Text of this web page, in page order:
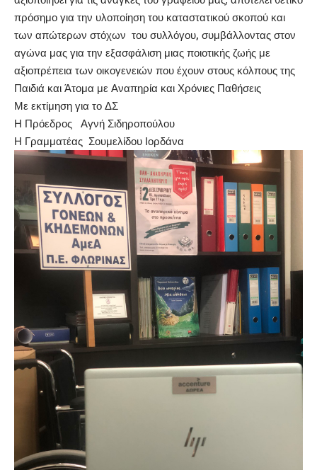
πρόσημο για την υλοποίηση του καταστατικού σκοπού και
των απώτερων στόχων του συλλόγου, συμβάλλοντας στον
αγώνα μας για την εξασφάλιση μιας ποιοτικής ζωής με
αξιοπρέπεια των οικογενειών που έχουν στους κόλπους της
Παιδιά και Άτομα με Αναπηρία και Χρόνιες Παθήσεις
Με εκτίμηση για το ΔΣ
Η Πρόεδρος Αγνή Σιδηροπούλου
Η Γραμματέας Σουμελίδου Ιορδάνα